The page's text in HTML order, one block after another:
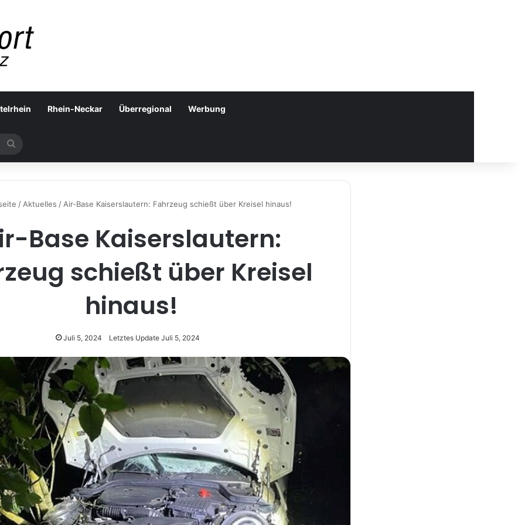
Rhein-Neckar Überregional Werbung
nach
/ Aktuelles / Air-Base Kaiserslautern: Fahrzeug schießt über Kreisel hinaus!
Base Kaiserslautern:
schießt über Kreisel
hinaus!
Juli 5, 2024 Letztes Update Juli 5, 2024